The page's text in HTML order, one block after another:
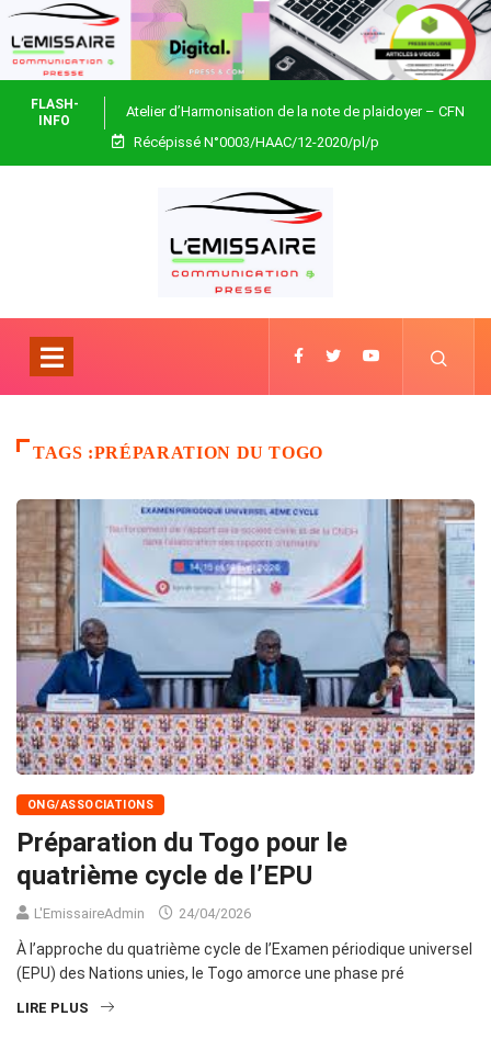
FLASH-
INFO
Atelier d’Harmonisation de la note de plaidoyer – CFN
Togo
Récépissé N°0003/HAAC/12-2020/pl/p
TAGS :PRÉPARATION DU TOGO
ONG/ASSOCIATIONS
Préparation du Togo pour le
quatrième cycle de l’EPU
L'EmissaireAdmin 24/04/2026
À l’approche du quatrième cycle de l’Examen périodique universel
(EPU) des Nations unies, le Togo amorce une phase pré
LIRE PLUS